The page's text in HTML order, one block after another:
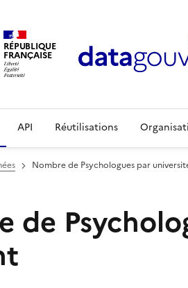
RÉPUBLIQUE
FRANÇAISE
API Réutilisations
Nombre de Psychologues par
de